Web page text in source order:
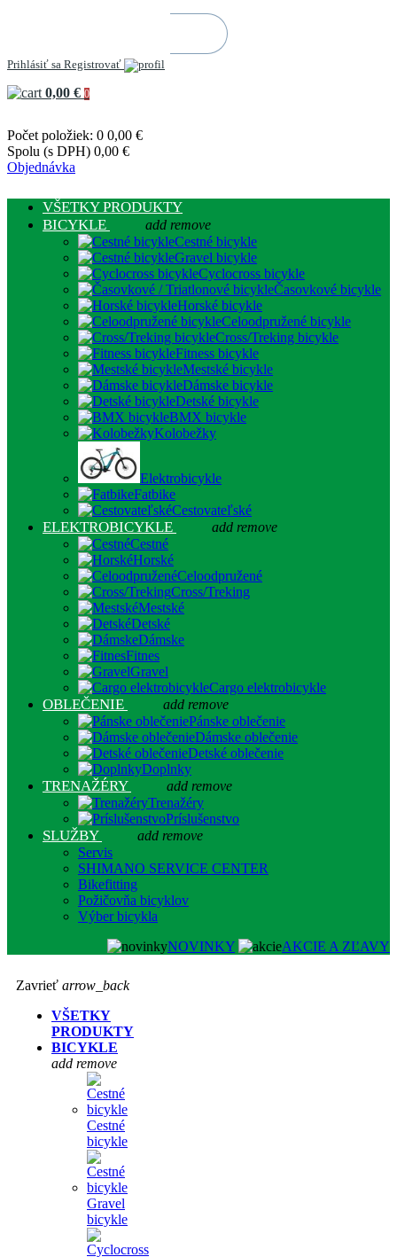
Prihlásiť sa Registrovať
0,00 € 0
Počet položiek: 0 0,00 €
Spolu (s DPH) 0,00 €
Objednávka
VŠETKY PRODUKTY
BICYKLE
add remove
Cestné bicykle
Gravel bicykle
Cyclocross bicykle
Časovkové bicykle
Horské bicykle
Celoodpružené bicykle
Cross/Treking bicykle
Fitness bicykle
Mestské bicykle
Dámske bicykle
Detské bicykle
BMX bicykle
Kolobežky
Elektrobicykle
Fatbike
Cestovateľské
ELEKTROBICYKLE add remove
Cestné
Horské
Celoodpružené
Cross/Treking
Mestské
Detské
Dámske
Fitnes
Gravel
Cargo elektrobicykle
OBLEČENIE add remove
Pánske oblečenie
Dámske oblečenie
Detské oblečenie
Doplnky
TRENAŽÉRY add remove
Trenažéry
Príslušenstvo
SLUŽBY add remove
Servis
SHIMANO SERVICE CENTER
Bikefitting
Požičovňa bicyklov
Výber bicykla
NOVINKY
AKCIE A ZĽAVY
Zavrieť arrow_back
VŠETKY
PRODUKTY
BICYKLE
add remove
Cestné
bicykle
Gravel
bicykle